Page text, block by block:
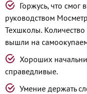
Горжусь, что смог
руководством
Техшколы.
вышли на
Хороших
справедливые.
Умение держать